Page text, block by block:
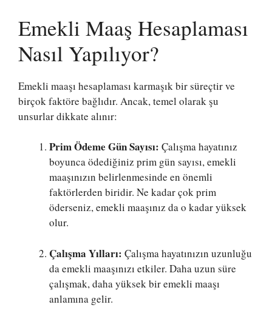
Emekli Maaş Hesaplaması
Nasıl Yapılıyor?
Emekli maaşı hesaplaması karmaşık bir süreçtir ve
birçok faktöre bağlıdır. Ancak, temel olarak şu
unsurlar dikkate alınır:
Prim Ödeme Gün Sayısı: Çalışma hayatınız
boyunca ödediğiniz prim gün sayısı, emekli
maaşınızın belirlenmesinde en önemli
faktörlerden biridir. Ne kadar çok prim
öderseniz, emekli maaşınız da o kadar yüksek
olur.
Çalışma Yılları: Çalışma hayatınızın uzunluğu
da emekli maaşınızı etkiler. Daha uzun süre
çalışmak, daha yüksek bir emekli maaşı
anlamına gelir.